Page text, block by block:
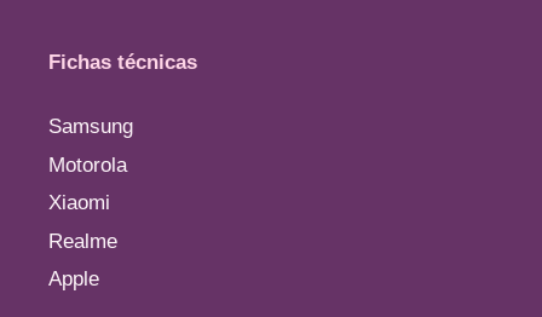
Fichas técnicas
Samsung
Motorola
Xiaomi
Realme
Apple